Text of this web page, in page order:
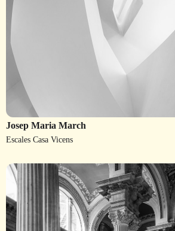
Josep Maria March
Escales Casa Vicens